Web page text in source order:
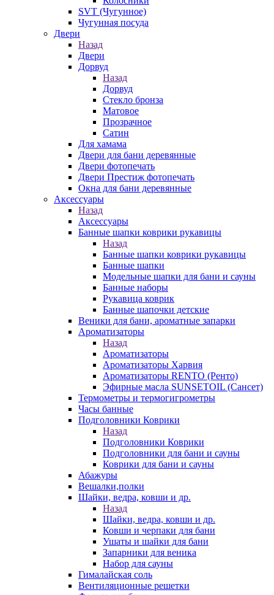
SVT (Чугунное)
Чугунная посуда
Двери
Назад
Двери
Дорвуд
Назад
Дорвуд
Стекло бронза
Матовое
Прозрачное
Сатин
Для хамама
Двери для бани деревянные
Двери фотопечать
Двери Престиж фотопечать
Окна для бани деревянные
Аксессуары
Назад
Аксессуары
Банные шапки коврики рукавицы
Назад
Банные шапки коврики рукавицы
Банные шапки
Модельные шапки для бани и сауны
Банные наборы
Рукавица коврик
Банные шапочки детские
Веники для бани, ароматные запарки
Ароматизаторы
Назад
Ароматизаторы
Ароматизаторы Харвия
Ароматизаторы RENTO (Ренто)
Эфирные масла SUNSETOIL (Сансет)
Термометры и термогигрометры
Часы банные
Подголовники Коврики
Назад
Подголовники Коврики
Подголовники для бани и сауны
Коврики для бани и сауны
Абажуры
Вешалки,полки
Шайки, ведра, ковши и др.
Назад
Шайки, ведра, ковши и др.
Ковши и черпаки для бани
Ушаты и шайки для бани
Запарники для веника
Набор для сауны
Гималайская соль
Вентиляционные решетки